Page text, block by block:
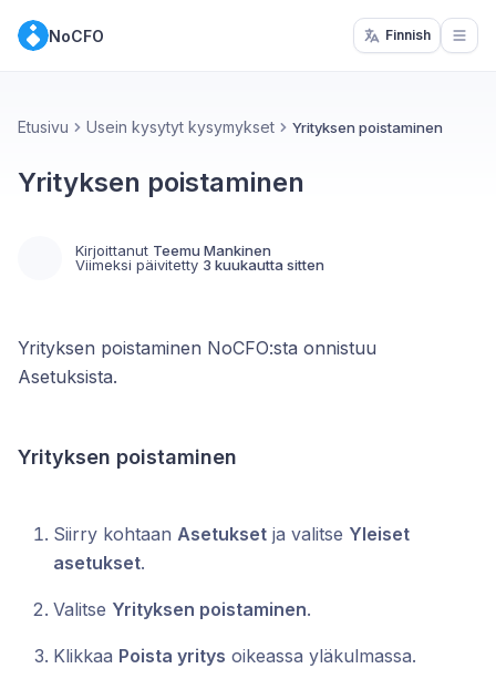
NoCFO Finnish
Etusivu Usein kysytyt kysymykset Yrityksen poistaminen
Yrityksen poistaminen
Kirjoittanut Teemu Mankinen
Viimeksi päivitetty 3 kuukautta sitten
Yrityksen poistaminen NoCFO:sta onnistuu
Asetuksista.
Yrityksen poistaminen
Siirry kohtaan Asetukset ja valitse Yleiset
asetukset.
Valitse Yrityksen poistaminen.
Klikkaa Poista yritys oikeassa yläkulmassa.